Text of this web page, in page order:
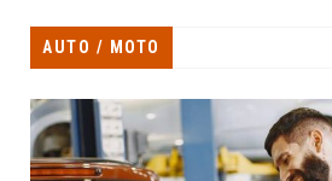
AUTO / MOTO